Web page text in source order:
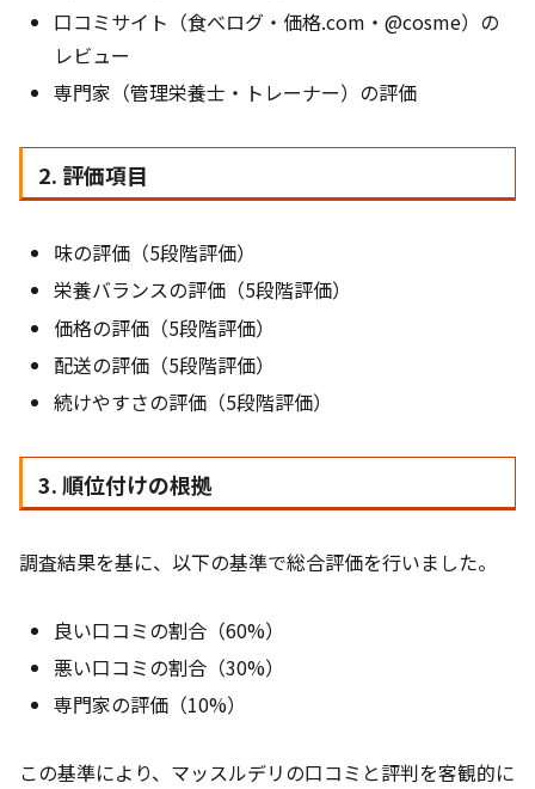
口コミサイト（食べログ・価格.com・@cosme）の
レビュー
専門家（管理栄養士・トレーナー）の評価
2. 評価項目
味の評価（5段階評価）
栄養バランスの評価（5段階評価）
価格の評価（5段階評価）
配送の評価（5段階評価）
続けやすさの評価（5段階評価）
3. 順位付けの根拠
調査結果を基に、以下の基準で総合評価を行いました。
良い口コミの割合（60%）
悪い口コミの割合（30%）
専門家の評価（10%）
この基準により、マッスルデリの口コミと評判を客観的に